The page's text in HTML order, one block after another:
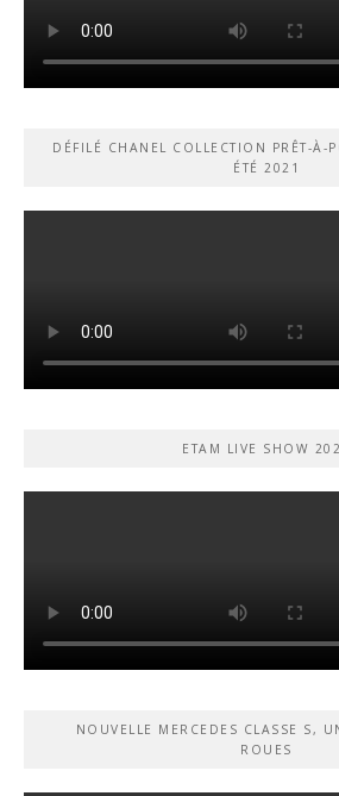
DÉFILÉ CHANEL COLLECTION PRÊT-À-
ÉTÉ 2021
ETAM LIVE SHOW
NOUVELLE MERCEDES CLASSE S,
ROUES